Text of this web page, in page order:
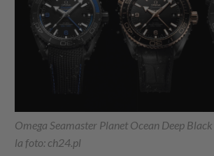
Omega Seamaster Planet Ocean Deep
la foto: ch24.pl